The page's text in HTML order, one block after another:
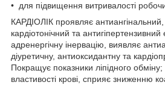
• для підвищення витривалості
КАРДІОЛІК проявляє антиангінальний,
кардіотонічний та
адренергічну інервацію, виявляє
діуретичну, антиоксидантну та
Покращує показники ліпідного обміну;
властивості крові, сприяє зниженню